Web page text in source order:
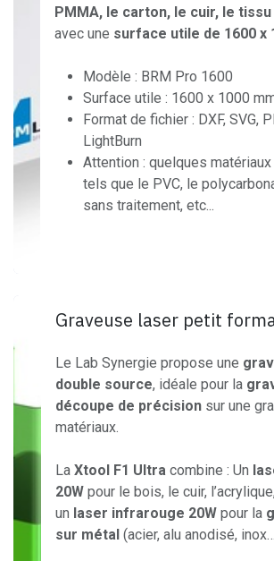
PMMA, le carton, le cuir, le tissu
avec une surface utile de 1600 x
Modèle : BRM Pro 1600
Surface utile : 1600 x 1000
Format de fichier : DXF, SVG,
LightBurn
Attention : quelques
tels que le PVC, le
sans traitement, etc...
Graveuse laser petit
Le Lab Synergie propose une
double source, idéale pour la
découpe de précision sur une
matériaux.
La Xtool F1 Ultra combine : Un
20W pour le bois, le cuir,
un laser infrarouge 20W pour la
sur métal (acier, alu anodisé,